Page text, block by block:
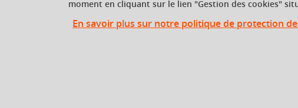
moment en cliquant sur le lien "Gestion des cookies"
En savoir plus sur notre politique de protection
France